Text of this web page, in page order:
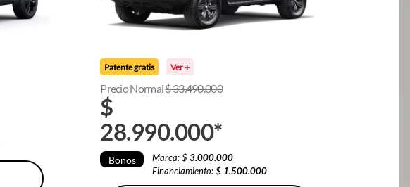
Patente gratis Ver +
Precio Normal$33.490.000
$
28.990.000*
Bonos Marca: $ 3.000.000
Financiamiento: $ 1.500.000